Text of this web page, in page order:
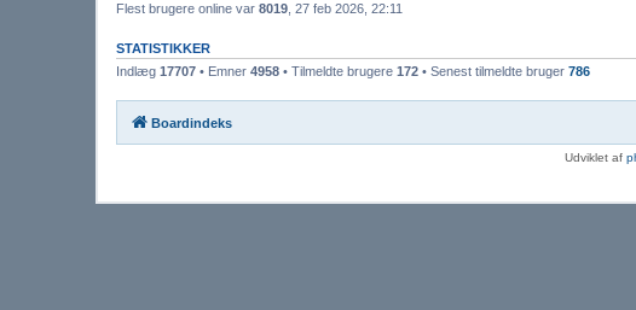
Flest brugere online var 8019 , 27 feb 2026, 22:11
STATISTIKKER
Indlæg 17707 • Emner 4958 • Tilmeldte brugere 172 • Senest tilmeldte bruger 786
Boardindeks
Udviklet af